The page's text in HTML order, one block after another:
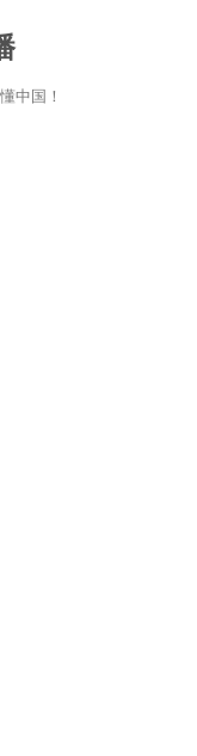
中国！